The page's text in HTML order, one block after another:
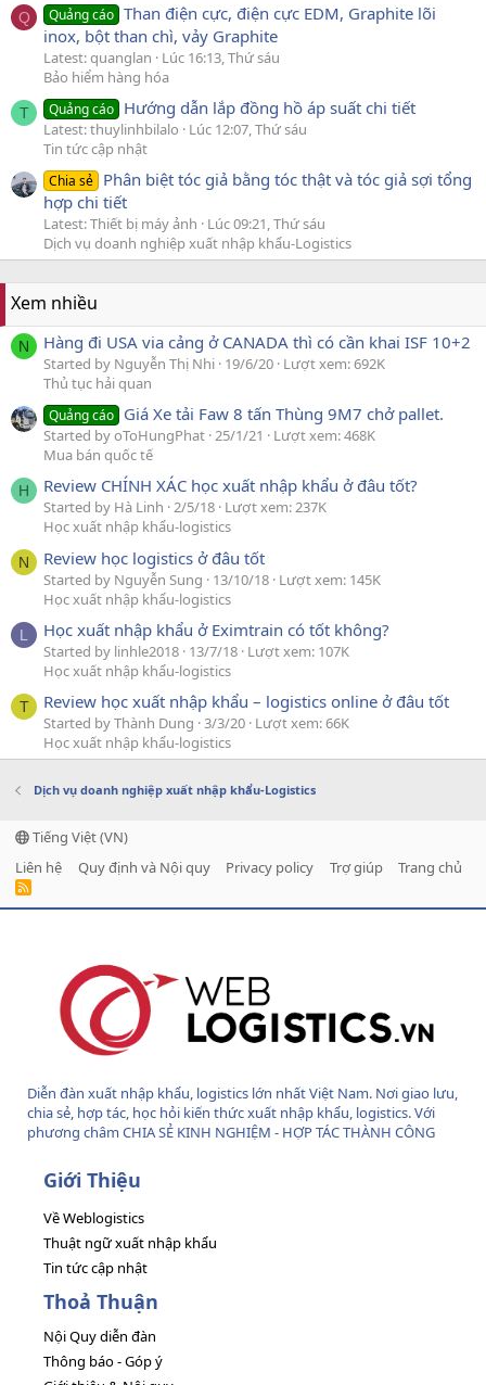
Q Quảng cáo Than điện cực, điện cực EDM, Graphite lõi
inox, bột than chì, vảy Graphite
Latest: quanglan
Lúc 16:13, Thứ sáu
Bảo hiểm hàng hóa
T Quảng cáo Hướng dẫn lắp đồng hồ áp suất chi tiết
Latest: thuylinhbilalo
Lúc 12:07, Thứ sáu
Tin tức cập nhật
Chia sẻ Phân biệt tóc giả bằng tóc thật và tóc giả sợi tổng
hợp chi tiết
Latest: Thiết bị máy ảnh
Lúc 09:21, Thứ sáu
Dịch vụ doanh nghiệp xuất nhập khẩu-Logistics
Xem nhiều
N Hàng đi USA via cảng ở CANADA thì có cần khai ISF 10+2
Started by Nguyễn Thị Nhi 19/6/20 Lượt xem: 692K
Thủ tục hải quan
Quảng cáo Giá Xe tải Faw 8 tấn Thùng 9M7 chở pallet.
Started by oToHungPhat 25/1/21
Lượt xem: 468K
Mua bán quốc tế
H Review CHÍNH XÁC học xuất nhập khẩu ở đâu tốt?
Started by Hà Linh 2/5/18 Lượt xem: 237K
Học xuất nhập khẩu-logistics
N Review học logistics ở đâu tốt
Started by Nguyễn Sung 13/10/18 Lượt xem: 145K
Học xuất nhập khẩu-logistics
L Học xuất nhập khẩu ở Eximtrain có tốt không?
Started by linhle2018 13/7/18 Lượt xem: 107K
Học xuất nhập khẩu-logistics
T Review học xuất nhập khẩu – logistics online ở đâu tốt
Started by Thành Dung 3/3/20 Lượt xem: 66K
Học xuất nhập khẩu-logistics
Dịch vụ doanh nghiệp xuất nhập khẩu-Logistics
Tiếng Việt (VN)
Liên hệ
Quy định và Nội quy Privacy policy Trợ giúp Trang chủ
R
Diễn đàn xuất nhập khẩu, logistics lớn nhất Việt Nam. Nơi giao lưu,
chia sẻ, hợp tác, học hỏi kiến thức xuất nhập khẩu, logistics. Với
phương châm CHIA SẺ KINH NGHIỆM - HỢP TÁC THÀNH CÔNG
Giới Thiệu
Về Weblogistics
Thuật ngữ xuất nhập khẩu
Tin tức cập nhật
Thoả Thuận
Nội Quy diễn đàn
Thông báo - Góp ý